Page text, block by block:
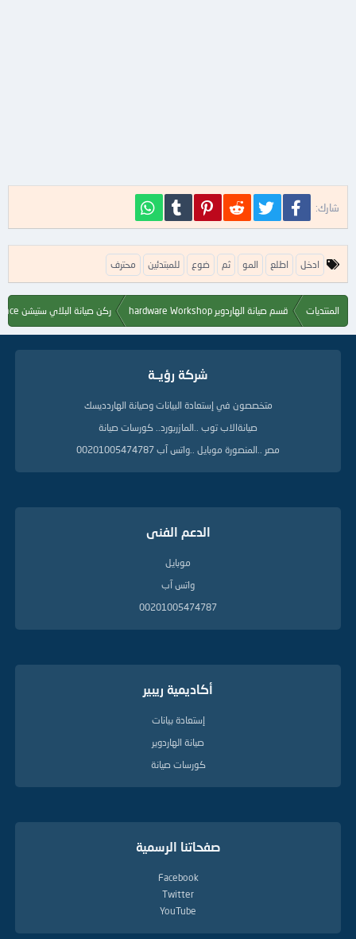
شارك: فيسبوك تويتر Reddit
Pinterest
Tumblr
ا
ل
م
ا
ادخل اطلع المو ثم ضوع للمبتدئين محترف
المنتديات قسم صيانة الهاردوير hardware Workshop ركن صيانة البلاي ستيشن Playstation Maintenance
شركة رؤيــة
متخصصون في إستعادة البيانات وصيانة الهاردديسك
صيانةالاب توب ..المازربورد.. كورسات صيانة
مصر ..المنصورة موبايل ..واتس آب 00201005474787
الدعم الفنى
موبايل
واتس آب
00201005474787
أكاديمية ريبير
إستعادة بيانات
صيانة الهاردوير
كورسات صيانة
صفحاتنا الرسمية
Facebook
Twitter
YouTube